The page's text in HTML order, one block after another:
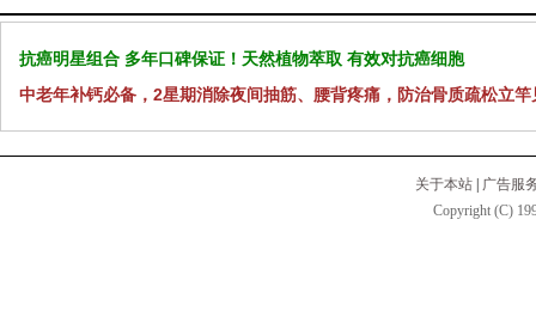
抗癌明星组合 多年口碑保证！天然植物萃取 有效对抗癌细胞
中老年补钙必备，2星期消除夜间抽筋、腰背疼痛，防治骨质疏松立竿
关于本站
广告服
Copyright (C)